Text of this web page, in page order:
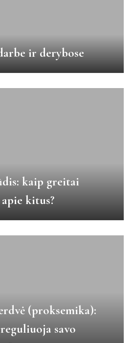
ir derybose
kaip greitai
kitus?
(proksemika):
savo